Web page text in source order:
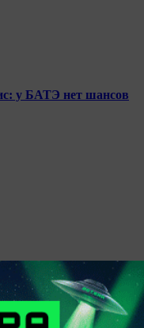
у БАТЭ нет шансов